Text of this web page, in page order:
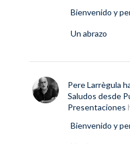
Bienvenido y
Un abrazo
Pere Larrègula
Saludos desde
Presentaciones
Bienvenido y